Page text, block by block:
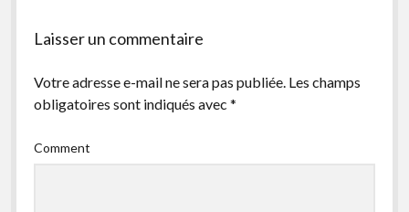
Laisser un commentaire
Votre adresse e-mail ne sera pas publiée. Les champs
obligatoires sont indiqués avec *
Comment